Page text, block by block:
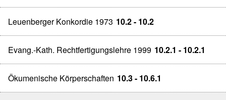
Leuenberger Konkordie 1973 10.2 - 10.2
Evang.-Kath. Rechtfertigungslehre 1999 10.2.1 - 10.2.1
Ökumenische Körperschaften 10.3 - 10.6.1